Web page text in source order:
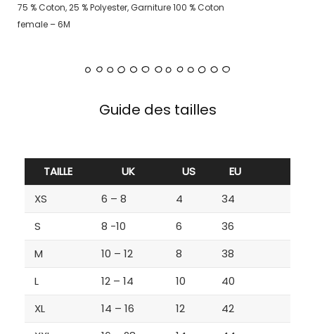
75 % Coton, 25 % Polyester, Garniture 100 % Coton
female – 6M
Guide des tailles
TAILLE UK US
EU
XS
6 – 8 4
34
S
8 -10 6
36
M
10 – 12 8
38
L
12 – 14 10
40
XL
14 – 16 12
42